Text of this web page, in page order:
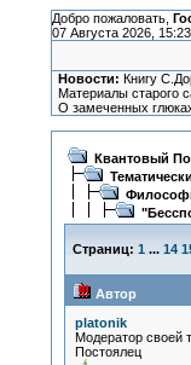
Добро пожаловать,
07 Августа 2026,
Новости: Книгу
Материалы старого
О замеченных
Квантовый
Страниц: 1 ... 14
Автор
platonik
Модератор своей
Постоялец